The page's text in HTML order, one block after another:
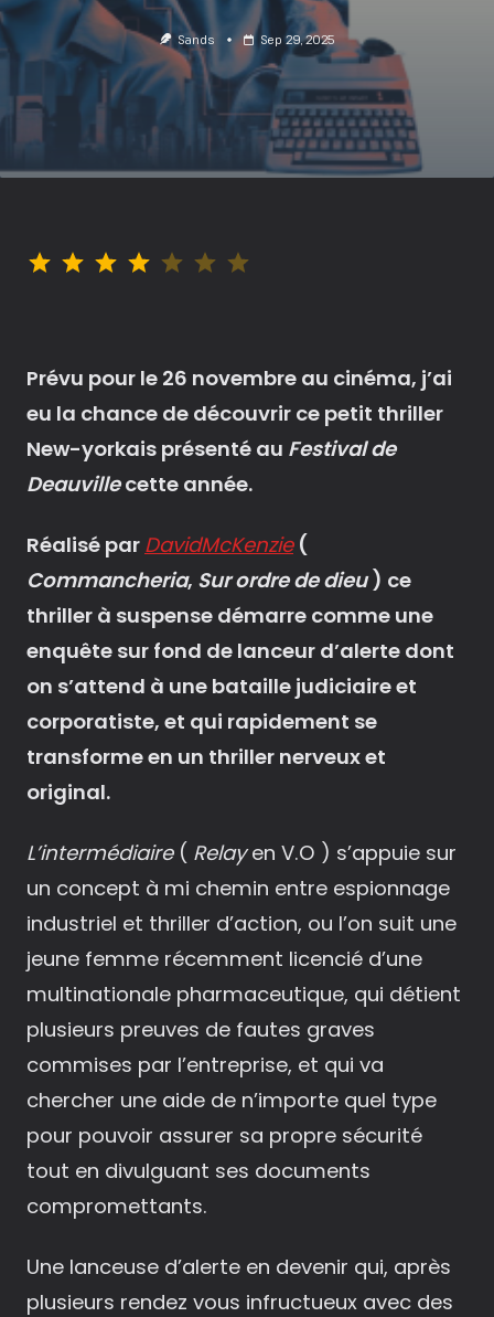
Sands Sep 29, 2025
Prévu pour le 26 novembre au cinéma, j’ai
eu la chance de découvrir ce petit thriller
New-yorkais présenté au Festival de
Deauvillecette année.
Réalisé par DavidMcKenzie(
Commancheria, Sur ordre de dieu) ce
thriller à suspense démarre comme une
enquête sur fond de lanceur d’alerte dont
on s’attend à une bataille judiciaire et
corporatiste, et qui rapidement se
transforme en un thriller nerveux et
original.
L’intermédiaire( Relayen V.O ) s’appuie sur
un concept à mi chemin entre espionnage
industriel et thriller d’action, ou l’on suit une
jeune femme récemment licencié d’une
multinationale pharmaceutique, qui détient
plusieurs preuves de fautes graves
commises par l’entreprise, et qui va
chercher une aide de n’importe quel type
pour pouvoir assurer sa propre sécurité
tout en divulguant ses documents
compromettants.
Une lanceuse d’alerte en devenir qui, après
plusieurs rendez vous infructueux avec des